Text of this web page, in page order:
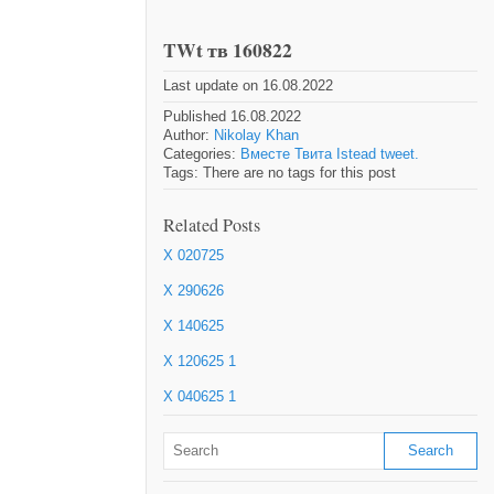
TWt тв 160822
Last update on 16.08.2022
Published 16.08.2022
Author: Nikolay Khan
Categories: Вместе Твита Istead tweet.
Tags: There are no tags for this post
Related Posts
X 020725
X 290626
X 140625
X 120625 1
X 040625 1